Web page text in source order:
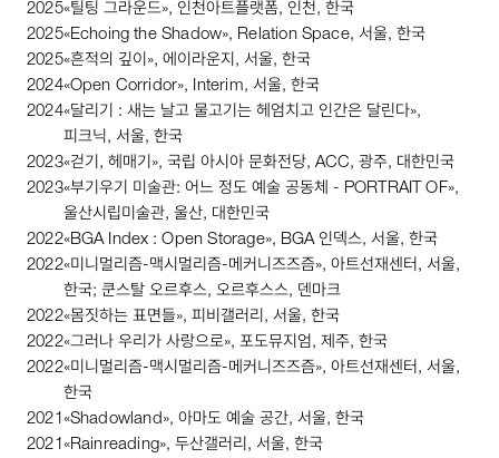
2025«틸팅 그라운드», 인천아트플랫폼, 인천, 한국
2025«Echoing the Shadow», Relation Space, 서울, 한국
2025«흔적의 깊이», 에이라운지, 서울, 한국
2024«Open Corridor», Interim, 서울, 한국
2024«달리기 : 새는 날고 물고기는 헤엄치고 인간은 달린다»,
피크닉, 서울, 한국
2023«걷기, 헤매기», 국립 아시아 문화전당, ACC, 광주, 대한민국
2023«부기우기 미술관: 어느 정도 예술 공동체 - PORTRAIT OF»,
울산시립미술관, 울산, 대한민국
2022«BGA Index :Open Storage», BGA인덱스, 서울, 한국
2022«미니멀리즘-맥시멀리즘-메커니즈즈즘», 아트선재센터, 서울,
한국; 쿤스탈 오르후스, 오르후스스, 덴마크
2022«몸짓하는 표면들», 피비갤러리, 서울, 한국
2022«그러나 우리가 사랑으로», 포도뮤지엄, 제주, 한국
2022«미니멀리즘-맥시멀리즘-메커니즈즈즘», 아트선재센터, 서울,
한국
2021 «Shadowland», 아마도 예술 공간, 서울, 한국
2021 «Rainreading», 두산갤러리, 서울, 한국